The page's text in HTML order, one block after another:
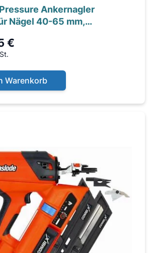
Ankernagler
Nägel 40-65 mm,
€
Warenkorb